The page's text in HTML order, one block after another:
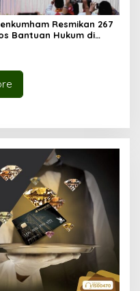
Resmikan 267
Bantuan Hukum di